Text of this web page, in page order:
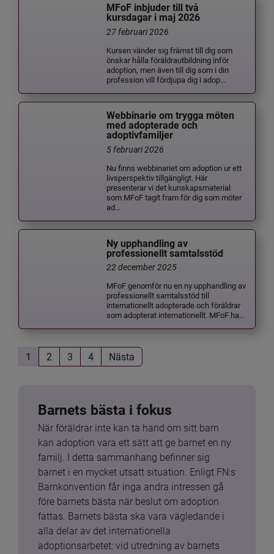
MFoF inbjuder till två
kursdagar i maj 2026
27 februari 2026
Kursen vänder sig främst till dig som
önskar hålla föräldrautbildning inför
adoption, men även till dig som i din
profession vill fördjupa dig i adop...
Webbinarie om trygga möten
med adopterade och
adoptivfamiljer
5 februari 2026
Nu finns webbinariet om adoption ur ett
livsperspektiv tillgängligt. Här
presenterar vi det kunskapsmaterial
som MFoF tagit fram för dig som möter
ad...
Ny upphandling av
professionellt samtalsstöd
22 december 2025
MFoF genomför nu en ny upphandling av
professionellt samtalsstöd till
internationellt adopterade och föräldrar
som adopterat internationellt. MFoF ha...
1 2 3 4 Nästa
Barnets bästa i fokus
När föräldrar inte kan ta hand om sitt barn
kan adoption vara ett sätt att ge barnet en ny
familj. I detta sammanhang befinner sig
barnet i en mycket utsatt situation. Enligt FN:s
Barnkonvention får inga andra intressen gå
före barnets bästa när beslut om adoption
fattas. Barnets bästa ska vara vägledande i
alla delar av det internationella
adoptionsarbetet: vid utredning av barnets